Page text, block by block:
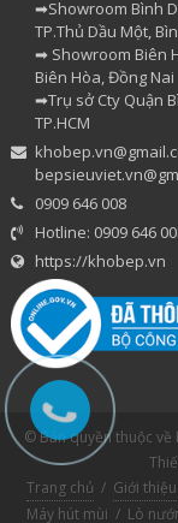
➡Showroom Bình
TP.Thủ Dầu Một,
➡ Showroom Biên
Biên Hòa, Đồng Nai
➡Trụ sở Cty Quận
TP.HCM
0909 646 008
Hotline: 0909 646
https://khobep.vn
© Bản quyền thuộc về
Trang chủ / Giới thiệu
Máy hút mùi / Lò